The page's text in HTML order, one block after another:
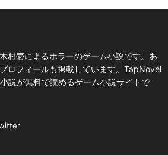
村壱によるホラーのゲーム小説です。あ
ロフィールも掲載しています。TapNovel
説が無料で読めるゲーム小説サイトで